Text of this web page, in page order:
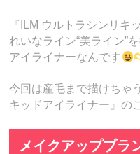
『ILM ウルトラシンリキ
れいなライン“美ライン”
アイライナーなんです
今回は産毛まで描けちゃ
キッドアイライナー』の
メイクアップブラ